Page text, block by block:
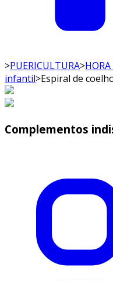
>PUERICULTURA>
infantil>Espiral de
Complementos